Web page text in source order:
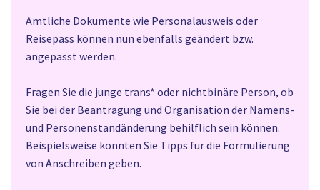
Amtliche Dokumente wie Personalausweis oder
Reisepass können nun ebenfalls geändert bzw.
angepasst werden.
Fragen Sie die junge trans* oder nichtbinäre Person, ob
Sie bei der Beantragung und Organisation der Namens-
und Personenstandänderung behilflich sein können.
Beispielsweise könnten Sie Tipps für die Formulierung
von Anschreiben geben.